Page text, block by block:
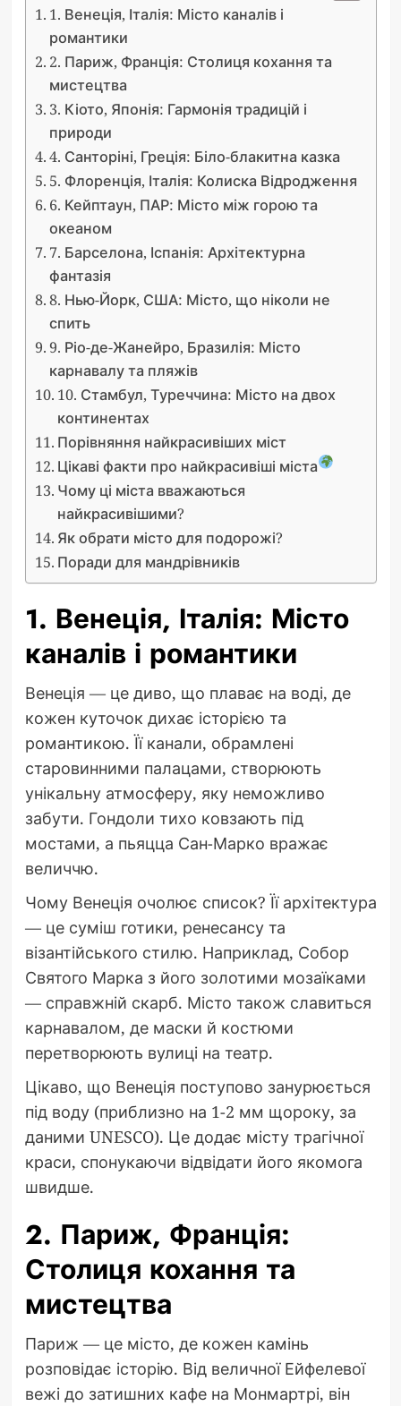
1. Венеція, Італія: Місто каналів і
романтики
2. Париж, Франція: Столиця кохання та
мистецтва
3. Кіото, Японія: Гармонія традицій і
природи
4. Санторіні, Греція: Біло-блакитна казка
5. Флоренція, Італія: Колиска Відродження
6. Кейптаун, ПАР: Місто між горою та
океаном
7. Барселона, Іспанія: Архітектурна
фантазія
8. Нью-Йорк, США: Місто, що ніколи не
спить
9. Ріо-де-Жанейро, Бразилія: Місто
карнавалу та пляжів
10. Стамбул, Туреччина: Місто на двох
континентах
Порівняння найкрасивіших міст
Цікаві факти про найкрасивіші міста
Чому ці міста вважаються
найкрасивішими?
Як обрати місто для подорожі?
Поради для мандрівників
1. Венеція, Італія: Місто
каналів і романтики
Венеція — це диво, що плаває на воді, де
кожен куточок дихає історією та
романтикою. Її канали, обрамлені
старовинними палацами, створюють
унікальну атмосферу, яку неможливо
забути. Гондоли тихо ковзають під
мостами, а пьяцца Сан-Марко вражає
величчю.
Чому Венеція очолює список? Її архітектура
— це суміш готики, ренесансу та
візантійського стилю. Наприклад, Собор
Святого Марка з його золотими мозаїками
— справжній скарб. Місто також славиться
карнавалом, де маски й костюми
перетворюють вулиці на театр.
Цікаво, що Венеція поступово занурюється
під воду (приблизно на 1-2 мм щороку, за
даними UNESCO). Це додає місту трагічної
краси, спонукаючи відвідати його якомога
швидше.
2. Париж, Франція:
Столиця кохання та
мистецтва
Париж — це місто, де кожен камінь
розповідає історію. Від величної Ейфелевої
вежі до затишних кафе на Монмартрі, він